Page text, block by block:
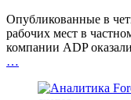
Опубликованные в
рабочих мест в
компании ADP
…